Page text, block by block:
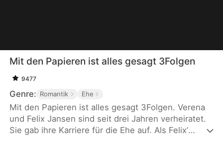
Mit den Papieren ist alles gesagt 3Folgen
9477
Genre: Romantik Ehe
Mit den Papieren ist alles gesagt 3Folgen. Verena
und Felix Jansen sind seit drei Jahren verheiratet.
Sie gab ihre Karriere für die Ehe auf. Als Felix’